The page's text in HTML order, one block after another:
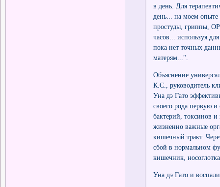
в день. Для
день... на моем опыте
простуды, гриппы,
часов... используя
пока нет точных
матерям...".
Объяснение
К.С., руководитель
Уна дэ Гато
своего рода первую
бактерий, токсинов
жизненно важные
кишечный тракт.
сбой в нормальном
кишечник,
Уна дэ Гато и